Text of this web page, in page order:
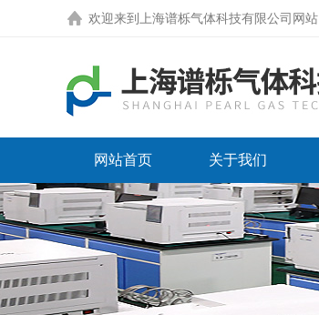
欢迎来到 上海谱栎气体科技有限公司网站
网站首页 关于我们